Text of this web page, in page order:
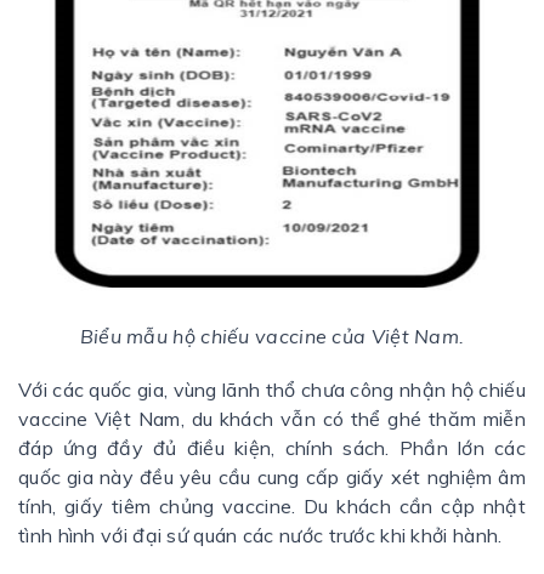
Biểu mẫu hộ chiếu vaccine của Việt Nam.
Với các quốc gia, vùng lãnh thổ chưa công nhận hộ chiếu
vaccine Việt Nam, du khách vẫn có thể ghé thăm miễn
đáp ứng đầy đủ điều kiện, chính sách. Phần lớn các
quốc gia này đều yêu cầu cung cấp giấy xét nghiệm âm
tính, giấy tiêm chủng vaccine. Du khách cần cập nhật
tình hình với đại sứ quán các nước trước khi khởi hành.